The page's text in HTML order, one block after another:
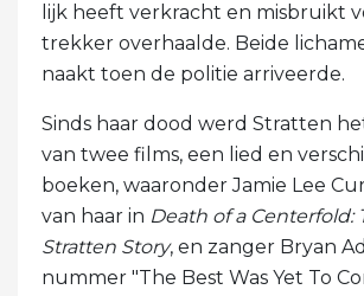
lijk heeft verkracht en misbruikt
trekker overhaalde. Beide
naakt toen de politie arriveerde.
Sinds haar dood werd Stratten
van twee films, een lied en
boeken, waaronder Jamie Lee
van haar in Death of a Centerfold:
Stratten Story, en zanger Bryan
nummer "The Best Was Yet To